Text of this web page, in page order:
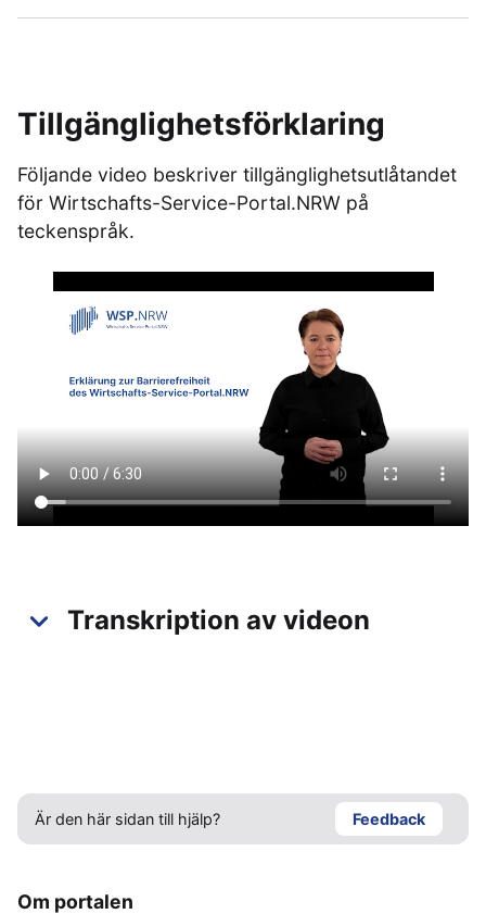
Tillgänglighetsförklaring
Följande video beskriver tillgänglighetsutlåtandet
för Wirtschafts-Service-Portal.NRW på
teckenspråk.
Transkription av videon
Är den här sidan till hjälp? Feedback
Om portalen